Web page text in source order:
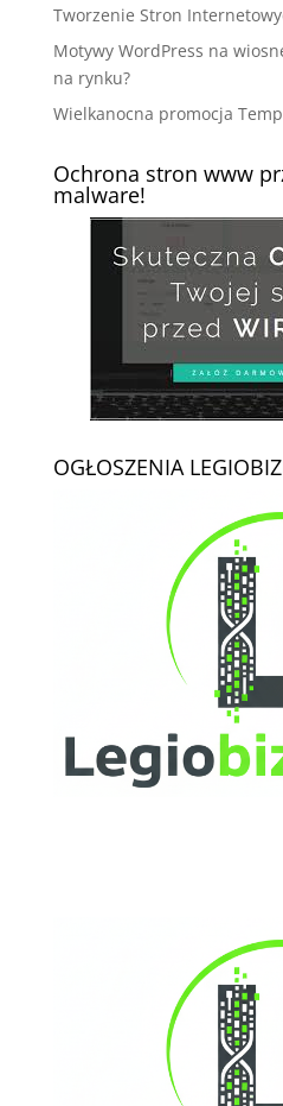
Tworzenie Stron
Motywy WordPress na
na rynku?
Wielkanocna promocja
Ochrona stron www
malware!
OGŁOSZENIA